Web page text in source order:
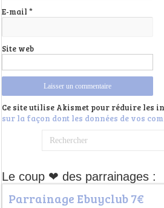
E-mail*
Site web
Ce site utilise Akismet pour réduire les
sur la façon dont les données de vos
Le coup ❤ des parrainages :
Parrainage Ebuyclub 7€